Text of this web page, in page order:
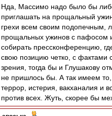
Нда, Массимо надо было бы
приглашать на прощальный
грехи всем своим подопечным,
прощальных ужинов с пафосом
собирать прессконференцию,
свою позицию четко, с фактами
зрения, тогда бы и Глушакову
не пришлось бы. А так имеем
террор, истерия, вакханалия и
против всех. Жуть, скорее бы